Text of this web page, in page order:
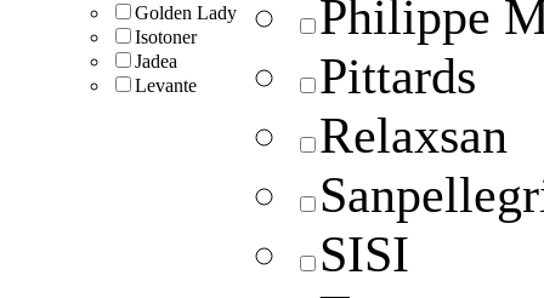
Golden Lady
Isotoner
Jadea
Levante
Philippe
Pittards
Relaxsan
SISI